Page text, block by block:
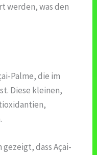
werden, was den
Palme, die im
Diese kleinen,
dass Açai-